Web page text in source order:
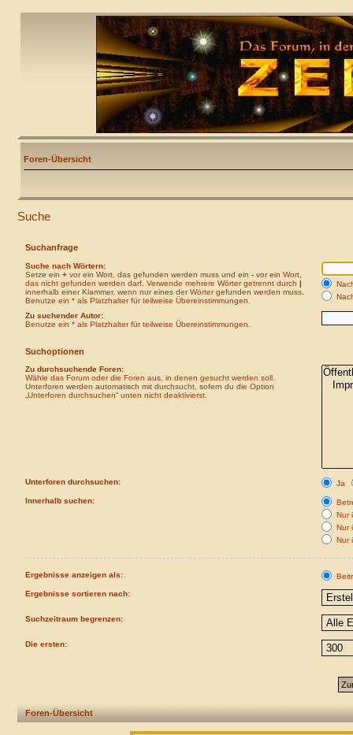
Foren-Übersicht
Suche
Suchanfrage
Suche nach Wörtern:
Setze ein + vor ein Wort, das gefunden werden muss und ein - vor ein Wort,
das nicht gefunden werden darf. Verwende mehrere Wörter getrennt durch |
innerhalb einer Klammer, wenn nur eines der Wörter gefunden werden muss.
Benutze ein * als Platzhalter für teilweise Übereinstimmungen.
Zu suchender Autor:
Benutze ein * als Platzhalter für teilweise Übereinstimmungen.
Suchoptionen
Zu durchsuchende Foren:
Wähle das Forum oder die Foren aus, in denen gesucht werden soll.
Unterforen werden automatisch mit durchsucht, sofern du die Option
„Unterforen durchsuchen“ unten nicht deaktivierst.
Unterforen durchsuchen:
Ja
Innerhalb suchen:
Nur
Nur
Nur
Ergebnisse anzeigen als:
Ergebnisse sortieren nach:
Suchzeitraum begrenzen:
Die ersten:
Foren-Übersicht